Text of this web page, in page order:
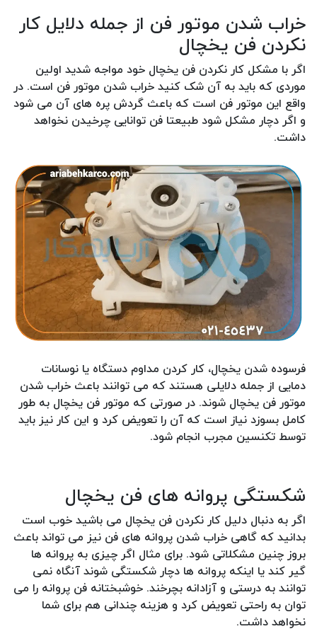
خراب شدن موتور فن از جمله دلایل کار
نکردن فن یخچال
اگر با مشکل کار نکردن فن یخچال خود مواجه شدید اولین
موردی که باید به آن شک کنید خراب شدن موتور فن است. در
واقع این موتور فن است که باعث گردش پره های آن می شود
و اگر دچار مشکل شود طبیعتا فن توانایی چرخیدن نخواهد
داشت.
فرسوده شدن یخچال، کار کردن مداوم دستگاه یا نوسانات
دمایی از جمله دلایلی هستند که می توانند باعث خراب شدن
موتور فن یخچال شوند. در صورتی که موتور فن یخچال به طور
کامل بسوزد نیاز است که آن را تعویض کرد و این کار نیز باید
توسط تکنسین مجرب انجام شود.
شکستگی پروانه های فن یخچال
اگر به دنبال دلیل کار نکردن فن یخچال می باشید خوب است
بدانید که گاهی خراب شدن پروانه های فن نیز می تواند باعث
بروز چنین مشکلاتی شود. برای مثال اگر چیزی به پروانه ها
گیر کند یا اینکه پروانه ها دچار شکستگی شوند آنگاه نمی
توانند به درستی و آزادانه بچرخند. خوشبختانه فن پروانه را می
توان به راحتی تعویض کرد و هزینه چندانی هم برای شما
نخواهد داشت.